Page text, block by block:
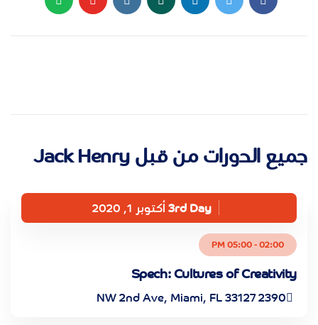
جميع الدورات من قبل Jack Henry
3rd Day أكتوبر 1, 2020
02:00 - 05:00 PM
Spech: Cultures of Creativity
2390 NW 2nd Ave, Miami, FL 33127